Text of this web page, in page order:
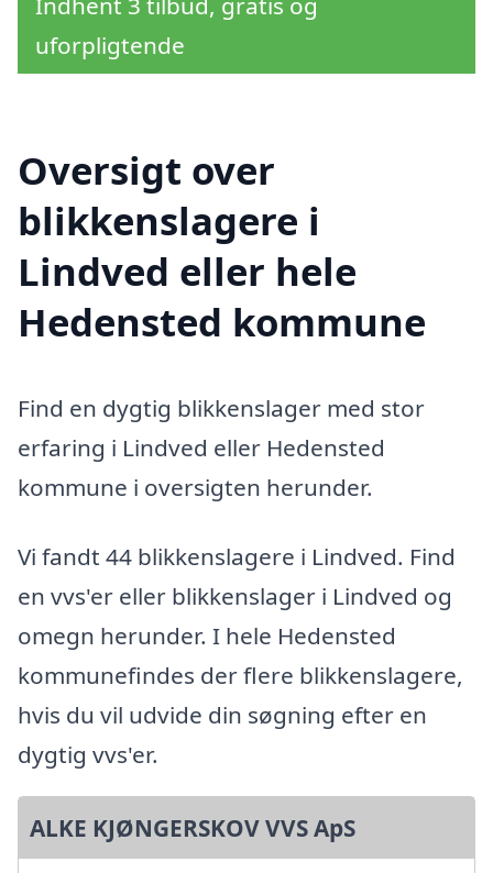
uforpligtende
Oversigt over
blikkenslagere i
Lindved eller hele
Hedensted kommune
Find en dygtig blikkenslager med stor
erfaring i Lindved eller Hedensted
kommune i oversigten herunder.
Vi fandt 44 blikkenslagere i Lindved. Find
en vvs'er eller blikkenslager i Lindved og
omegn herunder. I hele Hedensted
kommunefindes der flere blikkenslagere,
hvis du vil udvide din søgning efter en
dygtig vvs'er.
ALKE KJØNGERSKOV VVS ApS